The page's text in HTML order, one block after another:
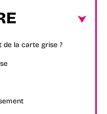
de la carte grise ?